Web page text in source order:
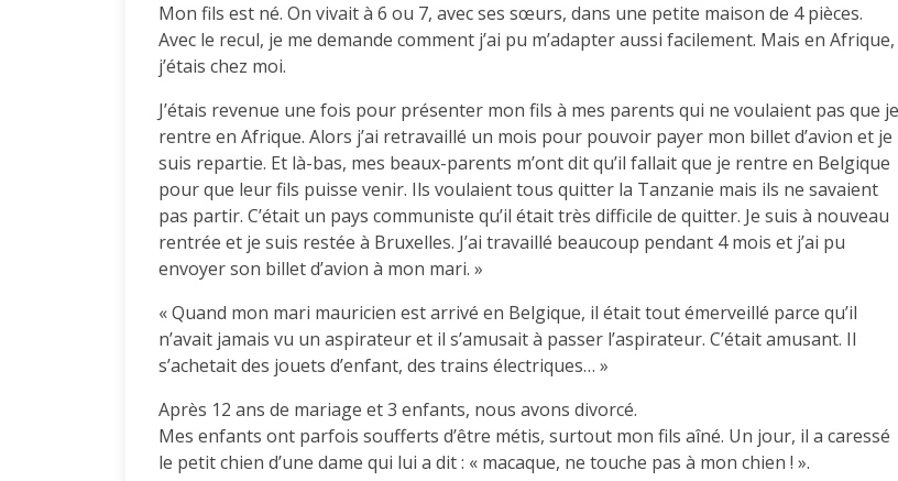
Mon fils est né. On vivait à 6 ou 7, avec ses sœurs, dans une petite maison de 4 pièces.
Avec le recul, je me demande comment j’ai pu m’adapter aussi facilement. Mais en Afrique,
j’étais chez moi.
J’étais revenue une fois pour présenter mon fils à mes parents qui ne voulaient pas que je
rentre en Afrique. Alors j’ai retravaillé un mois pour pouvoir payer mon billet d’avion et je
suis repartie. Et là-bas, mes beaux-parents m’ont dit qu’il fallait que je rentre en Belgique
pour que leur fils puisse venir. Ils voulaient tous quitter la Tanzanie mais ils ne savaient
pas partir. C’était un pays communiste qu’il était très difficile de quitter. Je suis à nouveau
rentrée et je suis restée à Bruxelles. J’ai travaillé beaucoup pendant 4 mois et j’ai pu
envoyer son billet d’avion à mon mari. »
« Quand mon mari mauricien est arrivé en Belgique, il était tout émerveillé parce qu’il
n’avait jamais vu un aspirateur et il s’amusait à passer l’aspirateur. C’était amusant. Il
s’achetait des jouets d’enfant, des trains électriques… »
Après 12 ans de mariage et 3 enfants, nous avons divorcé.
Mes enfants ont parfois soufferts d’être métis, surtout mon fils aîné. Un jour, il a caressé
le petit chien d’une dame qui lui a dit : « macaque, ne touche pas à mon chien ! ».